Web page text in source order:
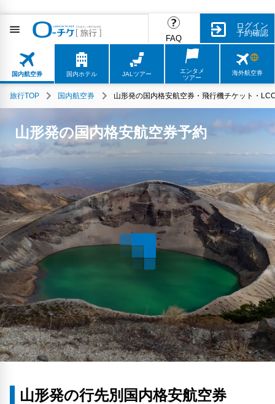
FAQ
ログイン
予約確認
国内航空券 国内ホテル JALツアー
エンタメ
ツアー
海外航空券
旅行TOP 国内航空券 山形発の国内格安航空券・飛行機チケット・
山形発の国内格安航空券予約
山形発の行先別国内格安航空券